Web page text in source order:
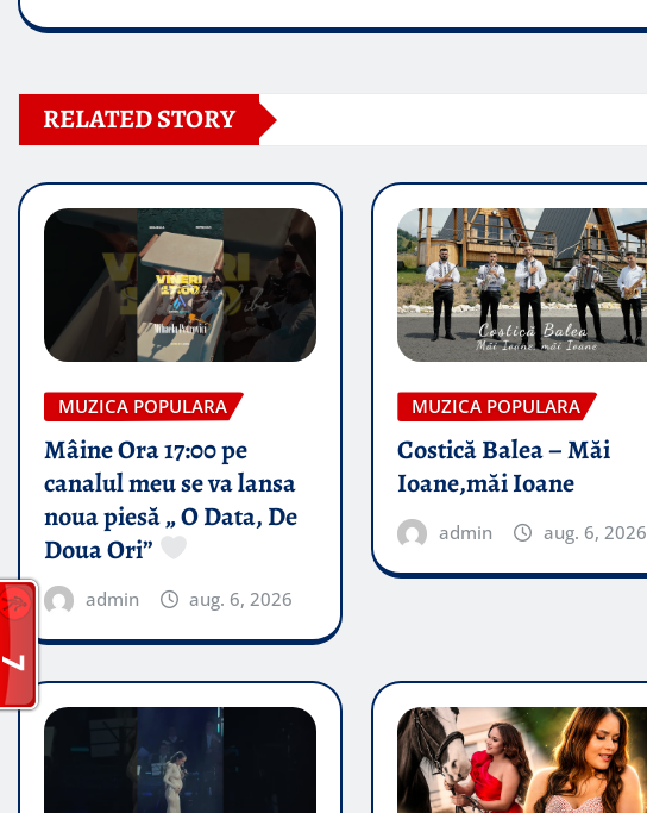
RELATED STORY
MUZICA POPULARA
Mâine Ora 17:00 pe
canalul meu se va lansa
noua piesă „ O Data, De
Doua Ori”
admin aug. 6, 2026
MUZICA POPULARA
Costică Balea – Măi
Ioane,măi Ioane
admin aug. 6, 2026